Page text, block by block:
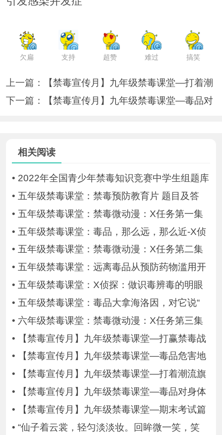
欠扁 支持 超赞 难过 搞笑
上一篇：
【禁毒宣传月】九年级禁毒课堂—打着潮
下一篇：
【禁毒宣传月】九年级禁毒课堂—毒品对
相关阅读
• 2022年全国青少年禁毒知识竞赛中学生组题库
• 五年级禁毒课堂：禁毒预防教育片 题目及答
• 五年级禁毒课堂：禁毒微动漫：X任务第一集
• 五年级禁毒课堂：毒品，那么远，那么近-X侦
• 五年级禁毒课堂：禁毒微动漫：X任务第二集
• 五年级禁毒课堂：远离毒品从预防药物滥用开
• 五年级禁毒课堂：X侦探：做识毒辨毒的明眼
• 五年级禁毒课堂：毒品大拿海洛因，对它说“
• 六年级禁毒课堂：禁毒微动漫：X任务第三集
•
【禁毒宣传月】九年级禁毒课堂—打赢禁毒战
•
【禁毒宣传月】九年级禁毒课堂—毒品危害地
•
【禁毒宣传月】九年级禁毒课堂—打着潮流旗
•
【禁毒宣传月】九年级禁毒课堂—毒品对身体
•
【禁毒宣传月】九年级禁毒课堂—期末考试篇
• “仙子着云裳，轻匀淡淡妆。回眸微一笑，笑